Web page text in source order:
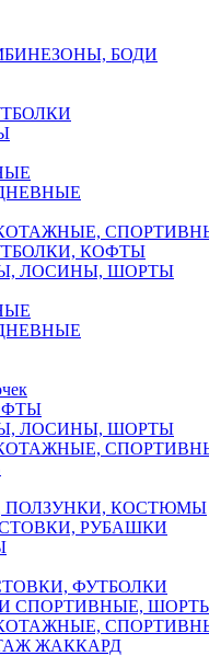
БОДИ
КОФТЫ
ЛОСИНЫ, ШОРТЫ
ЛОСИНЫ, ШОРТЫ
ПОЛЗУНКИ, КОСТЮМЫ
РУБАШКИ
ФУТБОЛКИ
СПОРТИВНЫЕ,
ЖАККАРД